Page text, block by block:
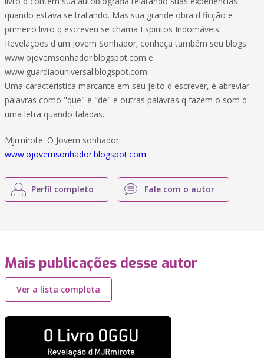
quando estava se tratando. Mas sua grande obra d ficção e
primeiro livro q escreveu se chama Espiritos Indomáveis:
Revelações d um Jovem Sonhador; conheça também seu blogs:
www.ojovemsonhador.blogspot.com e
www.guardiaouniversal.blogspot.com
Uma característica marcante em seu jeito d escrever, é abreviar
palavras como "que" e "de" e outras palavras q fazem o som d
uma letra quando faladas.
Mjrmirote: O Jovem sonhador:
www.ojovemsonhador.blogspot.com
Perfil completo Fale com o autor
Mais publicações desse autor
Ver a lista completa